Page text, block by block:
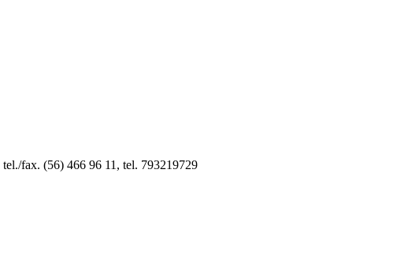
tel./fax. (56) 466 96 11, tel. 793219729